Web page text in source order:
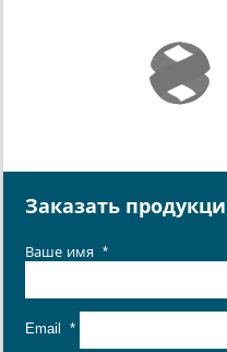
Заказать
Ваше имя *
Email *